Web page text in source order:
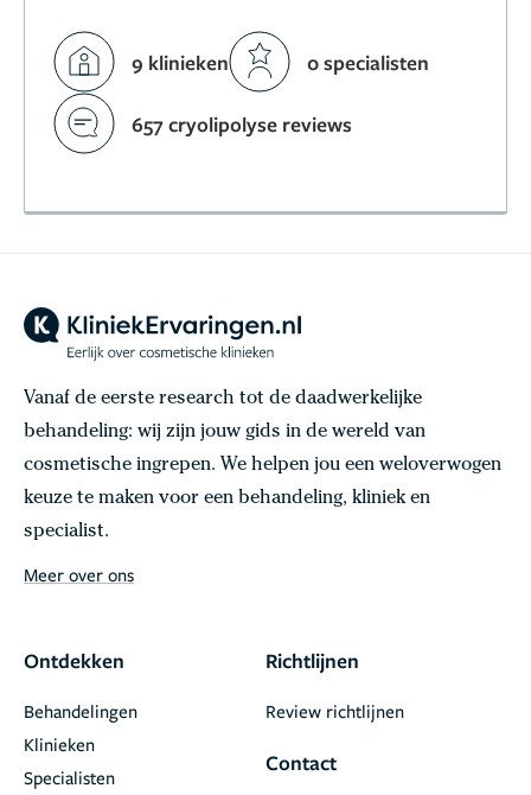
9 klinieken 0 specialisten
657 cryolipolyse reviews
Vanaf de eerste research tot de daadwerkelijke
behandeling: wij zijn jouw gids in de wereld van
cosmetische ingrepen. We helpen jou een weloverwogen
keuze te maken voor een behandeling, kliniek en
specialist.
Meer over ons
Ontdekken
Behandelingen
Klinieken
Specialisten
Richtlijnen
Review richtlijnen
Contact